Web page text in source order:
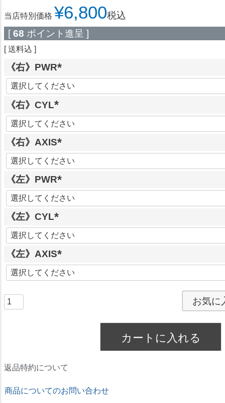
当店特別価格 ¥6,800税込
[ 68 ポイント進呈 ]
送料込
《右》PWR
(
必
須
)
《右》CYL
(
必
須
)
《右》AXIS
(
必
須
)
《左》PWR
(
必
須
)
《左》CYL
(
必
須
)
《左》AXIS
(
必
お気に
カートに入れる
返品特約について
商品についてのお問い合わせ